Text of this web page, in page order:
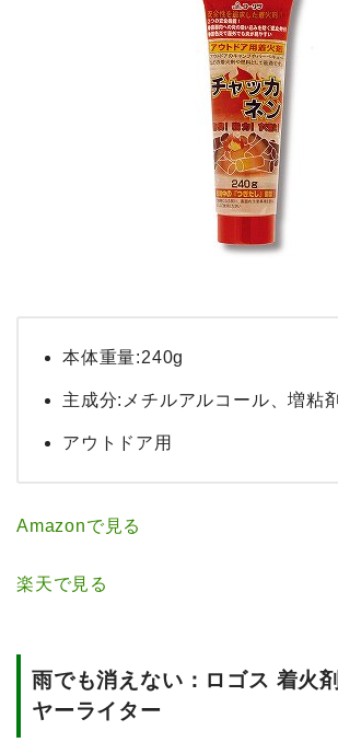
本体重量:240g
主成分:メチルアルコール、増粘剤
アウトドア用
Amazonで見る
楽天で見る
雨でも消えない：ロゴス 着火
ヤーライター